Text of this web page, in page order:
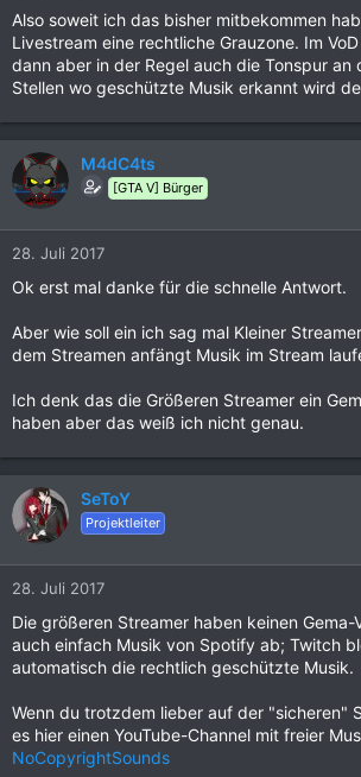
Also soweit ich das bisher mitbekommen
Livestream eine rechtliche Grauzone. Im
dann aber in der Regel auch die Tonspur an
Stellen wo geschützte Musik erkannt wird
M4dC4ts
[GTA V] Bürger
28. Juli 2017
Ok erst mal danke für die schnelle Antwort.
Aber wie soll ein ich sag mal Kleiner
dem Streamen anfängt Musik im Stream
Ich denk das die Größeren Streamer ein
haben aber das weiß ich nicht genau.
SeToY
Projektleiter
28. Juli 2017
Die größeren Streamer haben keinen Gema-
auch einfach Musik von Spotify ab; Twitch
automatisch die rechtlich geschützte Musik.
Wenn du trotzdem lieber auf der "sicheren"
es hier einen YouTube-Channel mit freier
NoCopyrightSounds